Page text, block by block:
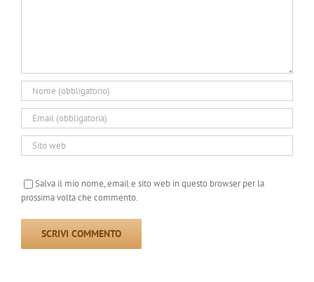
Salva il mio nome, email e sito web in questo browser per la
prossima volta che commento.